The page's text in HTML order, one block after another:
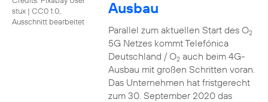
stux | CC0 1.0,
Ausschnitt bearbeitet
Ausbau
Parallel zum aktuellen Start des O2
5G Netzes kommt Telefónica
Deutschland / O2auch beim 4G-
Ausbau mit großen Schritten voran.
Das Unternehmen hat fristgerecht
zum 30. September 2020 das